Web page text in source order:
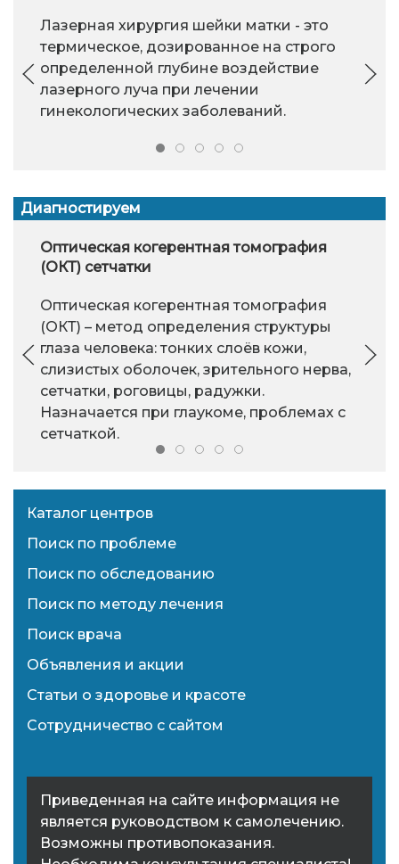
Лазерная хирургия шейки матки - это
термическое, дозированное на строго
определенной глубине воздействие
лазерного луча при лечении
гинекологических заболеваний.
Диагностируем
Оптическая когерентная томография
(ОКТ) сетчатки
Оптическая когерентная томография
(ОКТ) – метод определения структуры
глаза человека: тонких слоёв кожи,
слизистых оболочек, зрительного нерва,
сетчатки, роговицы, радужки.
Назначается при глаукоме, проблемах с
сетчаткой.
Каталог центров
Поиск по проблеме
Поиск по обследованию
Поиск по методу лечения
Поиск врача
Объявления и акции
Статьи о здоровье и красоте
Сотрудничество с сайтом
Приведенная на сайте информация не
является руководством к самолечению.
Возможны противопоказания.